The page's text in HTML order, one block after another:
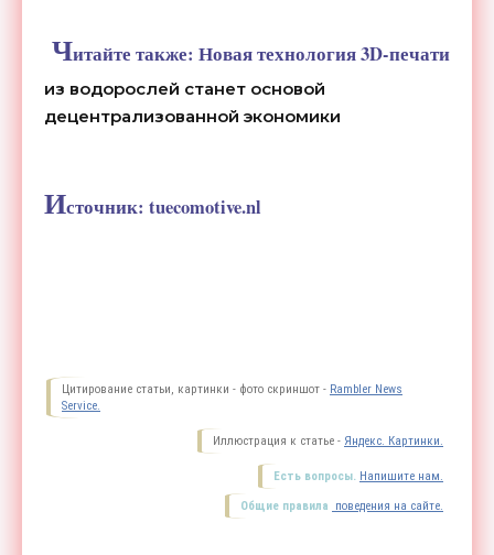
Читайте также: Новая технология 3D-печати
из водорослей станет основой
децентрализованной экономики
Источник: tuecomotive.nl
Цитирование статьи, картинки - фото скриншот - Rambler News
Service.
Иллюстрация к статье - Яндекс. Картинки.
Есть вопросы. Напишите нам.
Общие правила поведения на сайте.